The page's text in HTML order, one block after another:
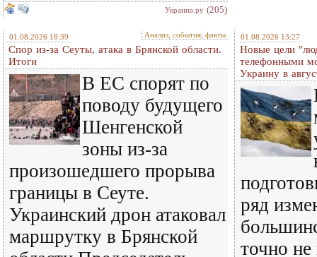
Украина.ру (205)
01.08.2026 18:39 Анализ, события, факты
Спор из-за Сеуты, атака в Брянской области.
Итоги
В ЕС спорят по
поводу будущего
Шенгенской
зоны из-за
произошедшего прорыва
границы в Сеуте.
Украинский дрон атаковал
маршрутку в Брянской
01.08.2026 13:27
Новые цели
телефонными
Украину в
ряд
точно не